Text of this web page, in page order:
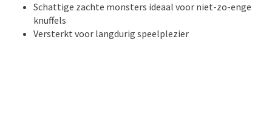
Schattige zachte monsters ideaal voor niet-zo-enge
knuffels
Versterkt voor langdurig speelplezier